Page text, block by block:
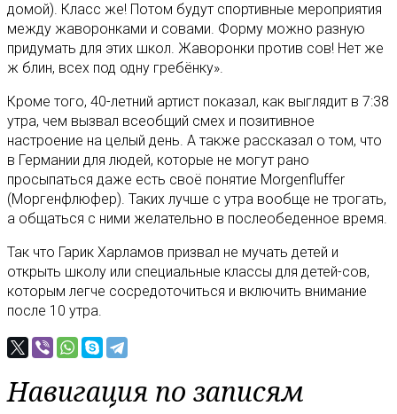
домой). Класс же! Потом будут спортивные мероприятия
между жаворонками и совами. Форму можно разную
придумать для этих школ. Жаворонки против сов! Нет же
ж блин, всех под одну гребёнку».
Кроме того, 40-летний артист показал, как выглядит в 7:38
утра, чем вызвал всеобщий смех и позитивное
настроение на целый день. А также рассказал о том, что
в Германии для людей, которые не могут рано
просыпаться даже есть своё понятие Morgenfluffer
(Моргенфлюфер). Таких лучше с утра вообще не трогать,
а общаться с ними желательно в послеобеденное время.
Так что Гарик Харламов призвал не мучать детей и
открыть школу или специальные классы для детей-сов,
которым легче сосредоточиться и включить внимание
после 10 утра.
Навигация по записям